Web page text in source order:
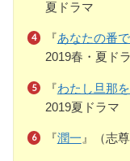
夏ドラマ
『あなたの番
2019春・夏ド
『わたし旦那
2019夏ドラマ
『潤一 』（志